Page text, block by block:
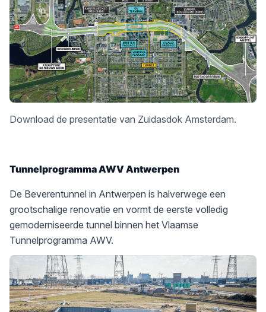
Download de presentatie van Zuidasdok Amsterdam.
Tunnelprogramma AWV Antwerpen
De Beverentunnel in Antwerpen is halverwege een
grootschalige renovatie en vormt de eerste volledig
gemoderniseerde tunnel binnen het Vlaamse
Tunnelprogramma AWV.